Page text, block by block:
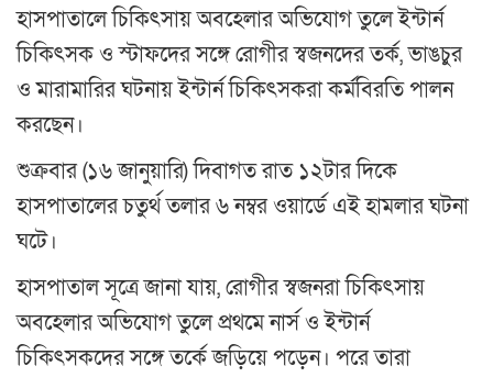
হাসপাতালে চিকিৎসায় অবহেলার অভিযোগ তুলে ইন্টার্ন
চিকিৎসক ও স্টাফদের সঙ্গে রোগীর স্বজনদের তর্ক, ভাঙচুর
ও মারামারির ঘটনায় ইন্টার্ন চিকিৎসকরা কর্মবিরতি পালন
করছেন।
শুক্রবার (১৬ জানুয়ারি) দিবাগত রাত ১২টার দিকে
হাসপাতালের চতুর্থ তলার ৬ নম্বর ওয়ার্ডে এই হামলার ঘটনা
ঘটে।
হাসপাতাল সূত্রে জানা যায়, রোগীর স্বজনরা চিকিৎসায়
অবহেলার অভিযোগ তুলে প্রথমে নার্স ও ইন্টার্ন
চিকিৎসকদের সঙ্গে তর্কে জড়িয়ে পড়েন। পরে তারা